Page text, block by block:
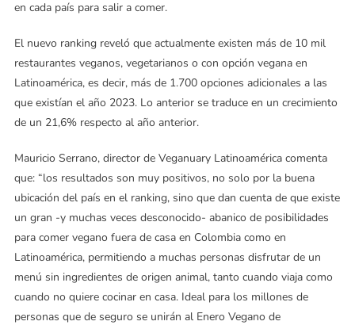
en cada país para salir a comer.
El nuevo ranking reveló que actualmente existen más de 10 mil
restaurantes veganos, vegetarianos o con opción vegana en
Latinoamérica, es decir, más de 1.700 opciones adicionales a las
que existían el año 2023. Lo anterior se traduce en un crecimiento
de un 21,6% respecto al año anterior.
Mauricio Serrano, director de Veganuary Latinoamérica comenta
que: “los resultados son muy positivos, no solo por la buena
ubicación del país en el ranking, sino que dan cuenta de que existe
un gran -y muchas veces desconocido- abanico de posibilidades
para comer vegano fuera de casa en Colombia como en
Latinoamérica, permitiendo a muchas personas disfrutar de un
menú sin ingredientes de origen animal, tanto cuando viaja como
cuando no quiere cocinar en casa. Ideal para los millones de
personas que de seguro se unirán al Enero Vegano de